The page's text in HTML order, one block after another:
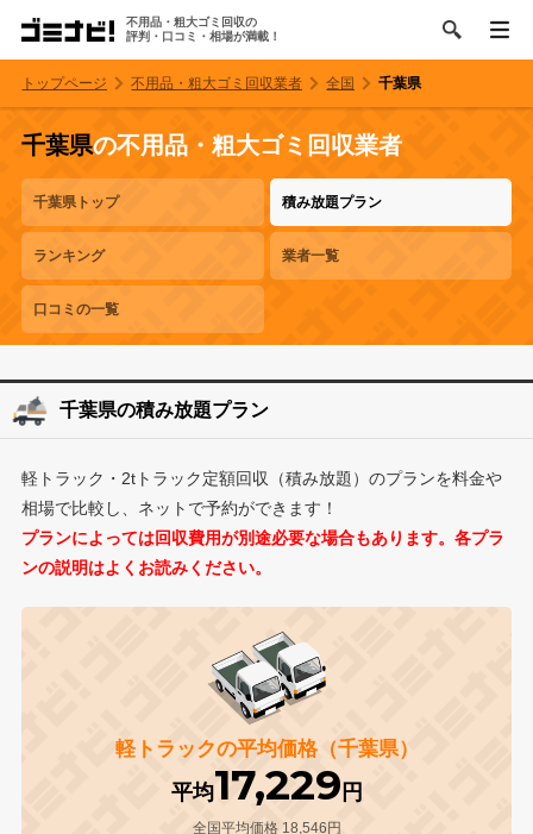
不用品・粗大ゴミ回収の
評判・口コミ・相場が満載！
トップページ 不用品・粗大ゴミ回収業者 全国 千葉県
千葉県の不用品・粗大ゴミ回収業者
千葉県トップ 積み放題プラン
ランキング 業者一覧
口コミの一覧
千葉県の積み放題プラン
軽トラック・2tトラック定額回収（積み放題）のプランを料金や
相場で比較し、ネットで予約ができます！
プランによっては回収費用が別途必要な場合もあります。各プラ
ンの説明はよくお読みください。
軽トラックの平均価格（千葉県）
平均17,229 円
全国平均価格 18,546円